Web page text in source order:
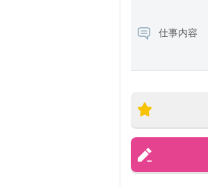
仕事内容